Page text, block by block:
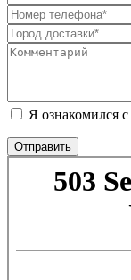
Я ознакомился с